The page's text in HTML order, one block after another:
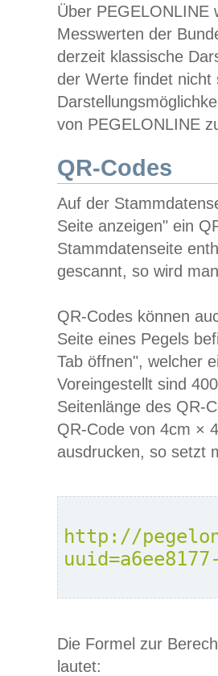
Über PEGELONLINE
Messwerten der
derzeit klassische
der Werte findet
von PEGELONLINE
QR-Codes
Auf der
Seite anzeigen" ein
Stammdatenseite
gescannt, so wird
QR-Codes können
Seite eines Pegels
Tab öffnen", welcher
Voreingestellt sind
Seitenlänge des QR-
QR-Code von 4cm ×
ausdrucken, so setzt
http://
Die Formel zur
lautet: